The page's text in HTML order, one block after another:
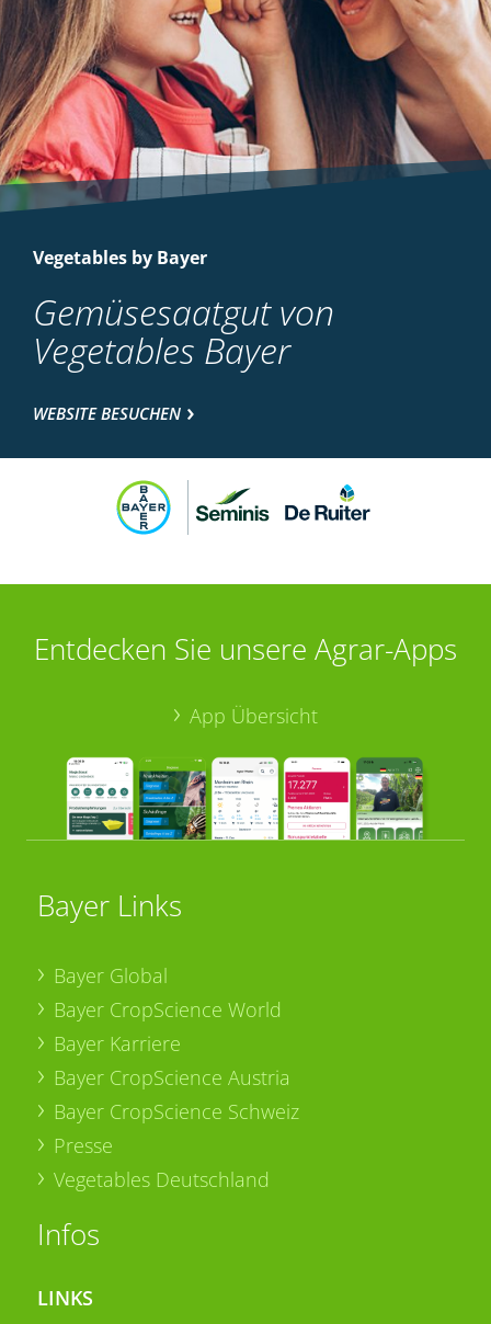
Vegetables by Bayer
Gemüsesaatgut von
Vegetables Bayer
WEBSITE BESUCHEN
Entdecken Sie unsere Agrar-Apps
App Übersicht
Bayer Links
Bayer Global
Bayer CropScience World
Bayer Karriere
Bayer CropScience Austria
Bayer CropScience Schweiz
Presse
Vegetables Deutschland
Infos
LINKS